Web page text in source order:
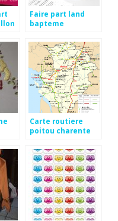
Faire part land
bapteme
Carte routiere
poitou charente